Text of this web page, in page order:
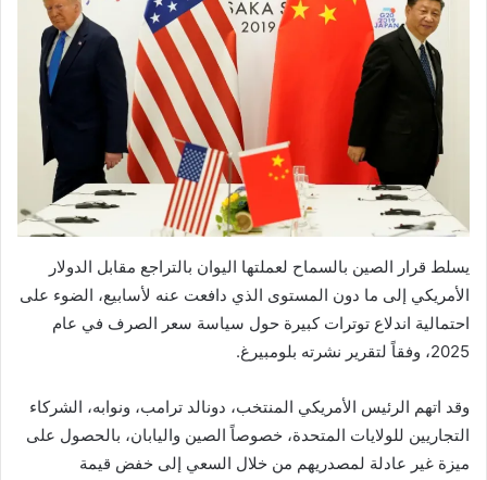
يسلط قرار الصين بالسماح لعملتها اليوان بالتراجع مقابل الدولار
الأمريكي إلى ما دون المستوى الذي دافعت عنه لأسابيع، الضوء على
احتمالية اندلاع توترات كبيرة حول سياسة سعر الصرف في عام
2025، وفقاً لتقرير نشرته بلومبيرغ.
وقد اتهم الرئيس الأمريكي المنتخب، دونالد ترامب، ونوابه، الشركاء
التجاريين للولايات المتحدة، خصوصاً الصين واليابان، بالحصول على
ميزة غير عادلة لمصدريهم من خلال السعي إلى خفض قيمة